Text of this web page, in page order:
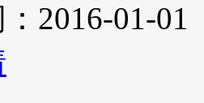
2016-01-01